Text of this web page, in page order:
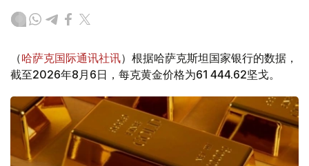
（哈萨克国际通讯社讯）根据哈萨克斯坦国家银行的数据，
截至2026年8月6日，每克黄金价格为61 444.62坚戈。